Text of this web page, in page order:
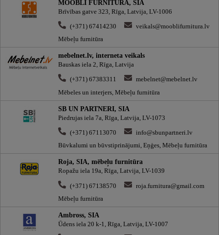
MOOBLI FURNITŪRA, SIA
Brīvības gatve 323, Rīga, Latvija, LV-1006
(+371) 67414230
veikals@mooblifurnitura.lv
Mēbeļu furnitūra
mebelnet.lv, interneta veikals
Bauskas iela 2, Rīga, Latvija
(+371) 67383311
mebelnet@mebelnet.lv
Mēbeles un interjers, Mēbeļu furnitūra
SB UN PARTNERI, SIA
Piedrujas iela 7a, Rīga, Latvija, LV-1073
(+371) 67113070
info@sbunpartneri.lv
Būvkalumi un būvstiprinājumi, Eņģes, Mēbeļu furnitūra
Roja, SIA, mēbeļu furnitūra
Ropažu iela 19a, Rīga, Latvija, LV-1039
(+371) 67138570
roja.furnitura@gmail.com
Mēbeļu furnitūra
Ambross, SIA
Ūdens iela 20 k-1, Rīga, Latvija, LV-1007